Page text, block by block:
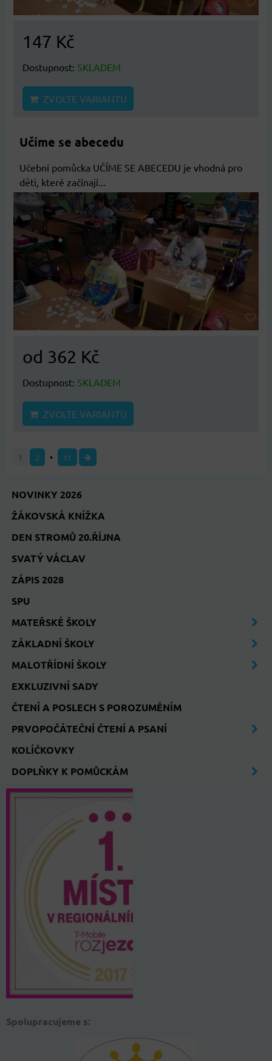
147 Kč
Dostupnost: SKLADEM
ZVOLTE VARIANTU
Učíme se abecedu
Učební pomůcka UČÍME SE ABECEDU je vhodná pro
děti, které začínají...
od 362 Kč
Dostupnost: SKLADEM
ZVOLTE VARIANTU
1 2 11
NOVINKY 2026
ŽÁKOVSKÁ KNÍŽKA
DEN STROMŮ 20.ŘÍJNA
SVATÝ VÁCLAV
ZÁPIS 2028
SPU
MATEŘSKÉ ŠKOLY
ZÁKLADNÍ ŠKOLY
MALOTŘÍDNÍ ŠKOLY
EXKLUZIVNÍ SADY
ČTENÍ A POSLECH S POROZUMĚNÍM
PRVOPOČÁTEČNÍ ČTENÍ A PSANÍ
KOLÍČKOVKY
DOPLŇKY K POMŮCKÁM
Spolupracujeme s: